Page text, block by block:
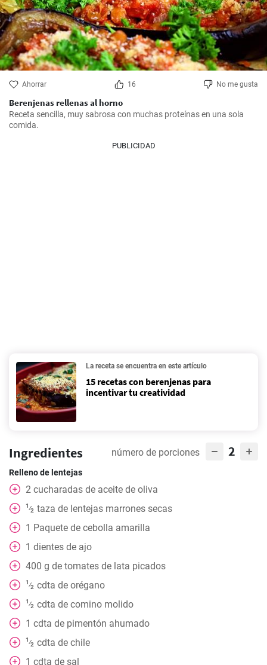
Ahorrar 16 No me gusta
Berenjenas rellenas al horno
Receta sencilla, muy sabrosa con muchas proteínas en una sola
comida.
PUBLICIDAD
La receta se encuentra en este artículo
15 recetas con berenjenas para
incentivar tu creatividad
Ingredientes número de porciones 2
Relleno de lentejas
2 cucharadas de aceite de oliva
1⁄2 taza de lentejas marrones secas
1 Paquete de cebolla amarilla
1 dientes de ajo
400 g de tomates de lata picados
1⁄2 cdta de orégano
1⁄2 cdta de comino molido
1 cdta de pimentón ahumado
1⁄2 cdta de chile
1 cdta de sal